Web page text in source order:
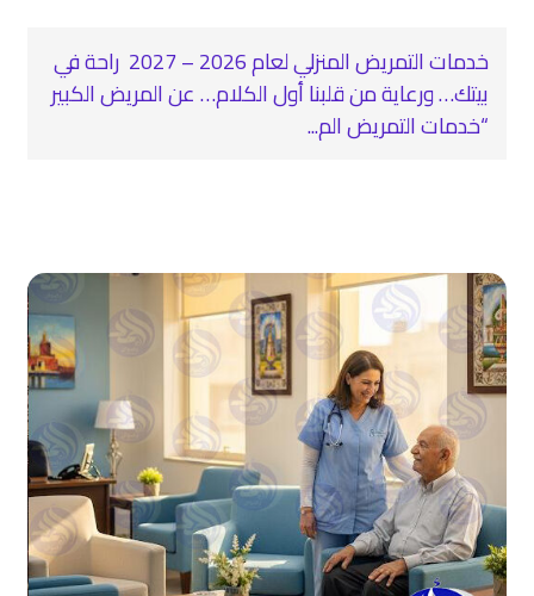
خدمات التمريض المنزلي لعام 2026 – 2027 ‍ راحة في
بيتك… ورعاية من قلبنا أول الكلام… عن المريض الكبير
“خدمات التمريض الم...